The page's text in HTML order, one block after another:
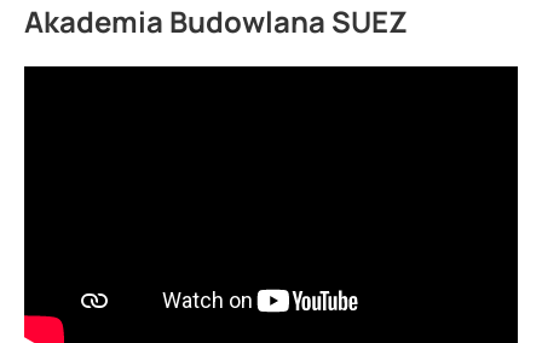
Akademia Budowlana SUEZ